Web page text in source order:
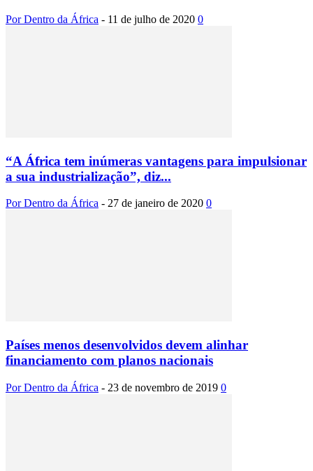
Por Dentro da África - 11 de julho de 2020 0
“A África tem inúmeras vantagens para impulsionar
a sua industrialização”, diz...
Por Dentro da África - 27 de janeiro de 2020 0
Países menos desenvolvidos devem alinhar
financiamento com planos nacionais
Por Dentro da África - 23 de novembro de 2019 0